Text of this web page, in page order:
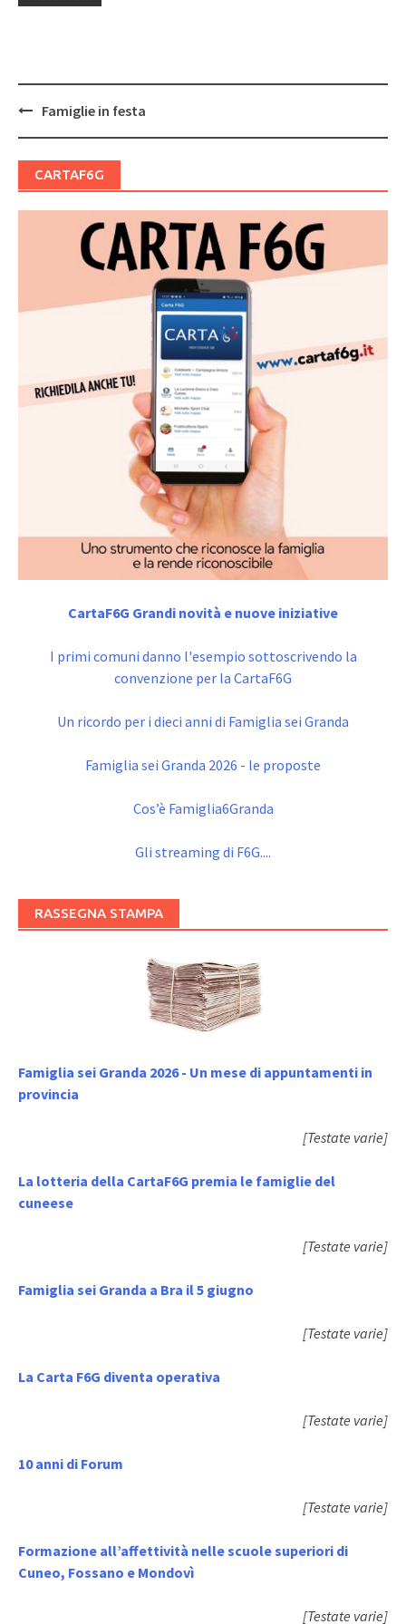
Post
navigation
Famiglie in festa
CARTAF6G
CartaF6G Grandi novità e nuove iniziative
I primi comuni danno l'esempio sottoscrivendo la
convenzione per la CartaF6G
Un ricordo per i dieci anni di Famiglia sei Granda
Famiglia sei Granda 2026 - le proposte
Cos’è Famiglia6Granda
Gli streaming di F6G....
RASSEGNA STAMPA
Famiglia sei Granda 2026 - Un mese di appuntamenti in
provincia
[Testate varie]
La lotteria della CartaF6G premia le famiglie del
cuneese
[Testate varie]
Famiglia sei Granda a Bra il 5 giugno
[Testate varie]
La Carta F6G diventa operativa
[Testate varie]
10 anni di Forum
[Testate varie]
Formazione all’affettività nelle scuole superiori di
Cuneo, Fossano e Mondovì
[Testate varie]